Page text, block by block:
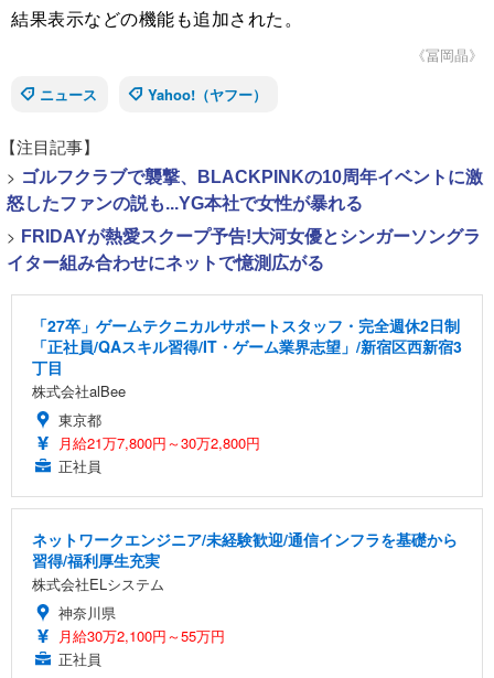
結果表示などの機能も追加された。
《冨岡晶》
ニュース
Yahoo!（ヤフー）
【注目記事】
> ゴルフクラブで襲撃、BLACKPINKの10周年イベントに激
怒したファンの説も...YG本社で女性が暴れる
> FRIDAYが熱愛スクープ予告!大河女優とシンガーソングラ
イター組み合わせにネットで憶測広がる
「27卒」ゲームテクニカルサポートスタッフ・完全週休2日制
「正社員/QAスキル習得/IT・ゲーム業界志望」/新宿区西新宿3
丁目
株式会社alBee
東京都
月給21万7,800円～30万2,800円
正社員
ネットワークエンジニア/未経験歓迎/通信インフラを基礎から
習得/福利厚生充実
株式会社ELシステム
神奈川県
月給30万2,100円～55万円
正社員